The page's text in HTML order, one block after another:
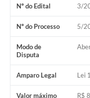
Secretarias
Projetos
Contas Públicas
Legislação
Editais
Nº do Edital 3/
Nº do Processo 5/
Modo de
Disputa
Amparo Legal Lei
Valor máximo
R$